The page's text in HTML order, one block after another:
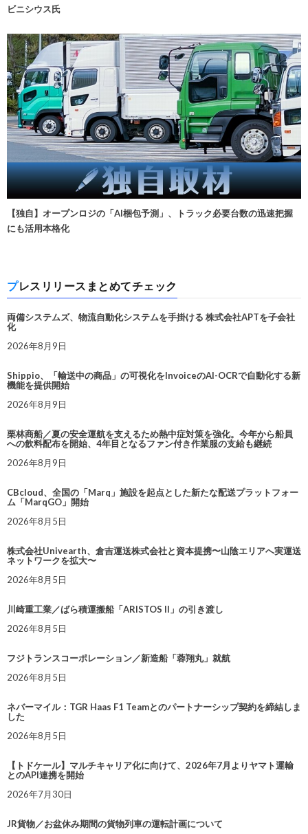
ビニシウス氏
【独自】オープンロジの「AI梱包予測」、トラック必要台数の迅速把握
にも活用本格化
プレスリリースまとめてチェック
両備システムズ、物流自動化システムを手掛ける 株式会社APTを子会社
化
2026年8月9日
Shippio、「輸送中の商品」の可視化をInvoiceのAI-OCRで自動化する新
機能を提供開始
2026年8月9日
栗林商船／夏の安全運航を支えるため熱中症対策を強化。今年から船員
への飲料配布を開始、4年目となるファン付き作業服の支給も継続
2026年8月9日
CBcloud、全国の「Marq」施設を起点とした新たな配送プラットフォー
ム「MarqGO」開始
2026年8月5日
株式会社Univearth、倉吉運送株式会社と資本提携〜山陰エリアへ実運送
ネットワークを拡大〜
2026年8月5日
川崎重工業／ばら積運搬船「ARISTOS II」の引き渡し
2026年8月5日
フジトランスコーポレーション／新造船「蓉翔丸」就航
2026年8月5日
ネバーマイル：TGR Haas F1 Teamとのパートナーシップ契約を締結しま
した
2026年8月5日
【トドケール】マルチキャリア化に向けて、2026年7月よりヤマト運輸
とのAPI連携を開始
2026年7月30日
JR貨物／お盆休み期間の貨物列車の運転計画について